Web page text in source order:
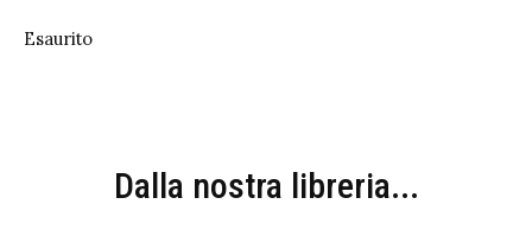
Esaurito
Dalla nostra libreria...